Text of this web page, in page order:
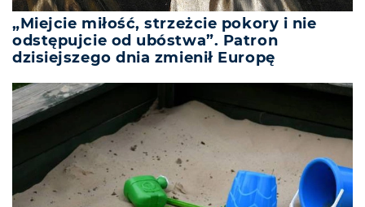
„Miejcie miłość, strzeżcie pokory i nie
odstępujcie od ubóstwa”. Patron
dzisiejszego dnia zmienił Europę